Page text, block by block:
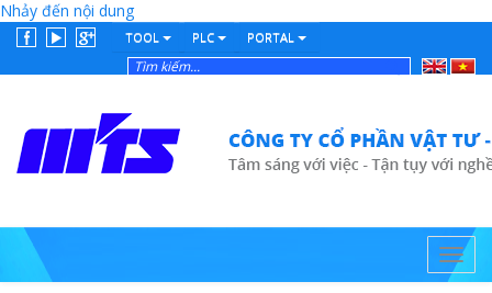
Nhảy đến nội dung
PORTAL
PLC
TOOL
English Tiếng
Việt